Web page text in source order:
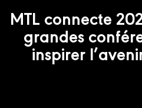
MTL connecte
grandes
inspirer